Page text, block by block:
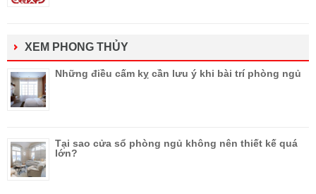
XEM PHONG THỦY
Những điều cấm kỵ cần lưu ý khi bài trí phòng ngủ
Tại sao cửa sổ phòng ngủ không nên thiết kế quá
lớn?